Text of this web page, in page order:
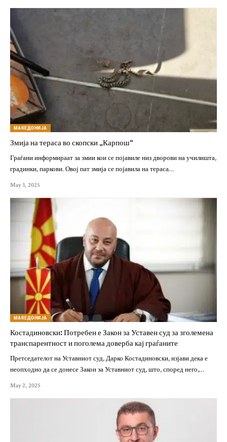
МАКЕДОНИЈА
Змија на тераса во скопски „Карпош“
Граѓани информираат за змии кои се појавиле низ дворови на училишта,
градинки, паркови. Овој пат змија се појавила на тераса…
May 3, 2025
МАКЕДОНИЈА
Костадиновски: Потребен е Закон за Уставен суд за зголемена
транспарентност и поголема доверба кај граѓаните
Претседателот на Уставниот суд, Дарко Костадиновски, изјави дека е
неопходно да се донесе Закон за Уставниот суд, што, според него,…
May 2, 2025